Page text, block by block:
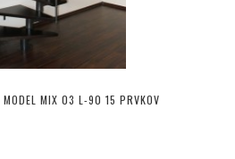
MODEL MIX 03 L-90 15 PRVKOV